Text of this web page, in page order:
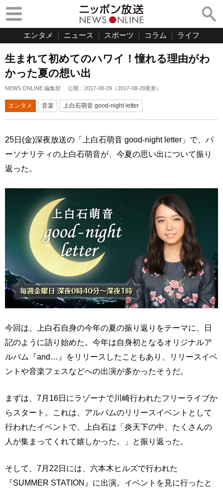
エンタメ ニュース スポーツ コラム ライフ
生まれて初めてのハワイ！憧れる理由がわ
かった夏の想い出
NEWS ONLINE 編集部 公開： 2017-08-29 （2017-08-29更新）
エンタメ 音楽 上白石萌音 good-night letter
25日(金)深夜放送の「上白石萌音 good‐night letter」で、パ
ーソナリティの上白石萌音が、今夏の思い出について振り
返った。
今回は、上白石自身の今年の夏の振り返りをテーマに、日
記のように語り始めた。今年は自身初となるオリジナルア
ルバム『and…』をリリースしたこともあり、リリースイベ
ントや音楽フェスなどへの出演が多かったそうだ。
まずは、7月16日にラゾーナで川崎行われたフリーライブか
らスタート。これは、アルバムのリリースイベントとして
行われたイベントで、上白石は「炎天下の中、たくさんの
人が集まってくれて嬉しかった。」と振り返った。
そして、7月22日には、六本木ヒルズで行われた
『SUMMER STATION』に出演。イベントを見に行ったと